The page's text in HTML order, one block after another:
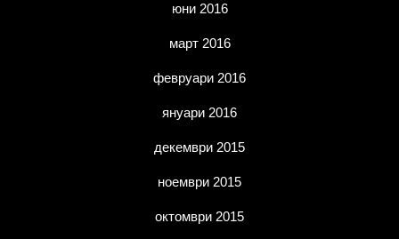
юни 2016
март 2016
февруари 2016
януари 2016
декември 2015
ноември 2015
октомври 2015